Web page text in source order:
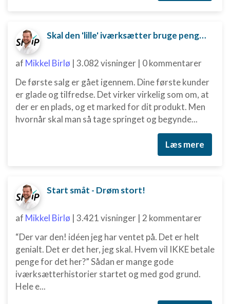
Skal den 'lille' iværksætter bruge penge på digital marketing?
af Mikkel Birlø | 3.082 visninger | 0 kommentarer
De første salg er gået igennem. Dine første kunder
er glade og tilfredse. Det virker virkelig som om, at
der er en plads, og et marked for dit produkt. Men
hvornår skal man så tage springet og begynde...
Læs mere
Start småt - Drøm stort!
af Mikkel Birlø | 3.421 visninger | 2 kommentarer
“Der var den! idéen jeg har ventet på. Det er helt
genialt. Det er det her, jeg skal. Hvem vil IKKE betale
penge for det her?” Sådan er mange gode
iværksætterhistorier startet og med god grund.
Hele e...